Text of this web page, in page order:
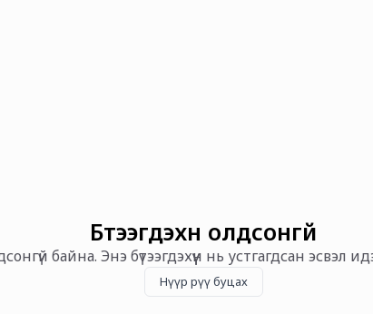
Бүтээгдэхүүн олдсонгүй
байна. Энэ бүтээгдэхүүн нь устгагдсан
Нүүр рүү буцах